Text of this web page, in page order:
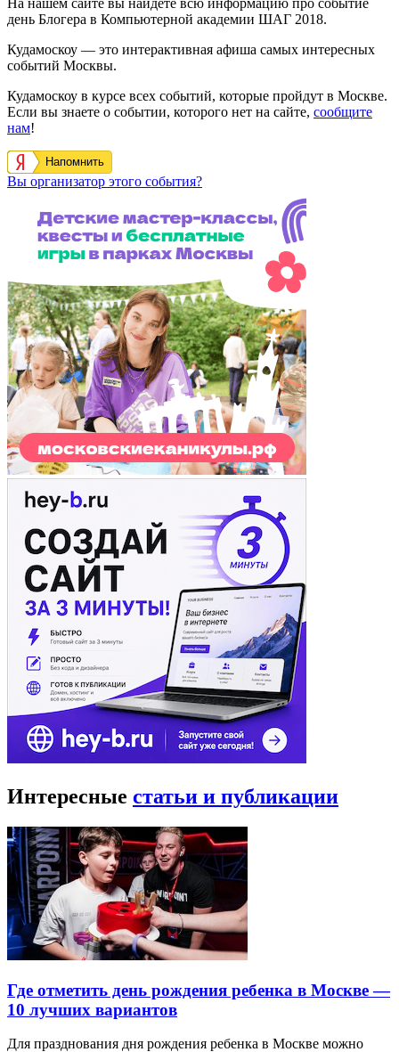
На нашем сайте вы найдете всю информацию про событие
день Блогера в Компьютерной академии ШАГ 2018.
Кудамоскоу — это интерактивная афиша самых интересных
событий Москвы.
Кудамоскоу в курсе всех событий, которые пройдут в Москве.
Если вы знаете о событии, которого нет на сайте, сообщите
нам!
Напомнить
Вы организатор этого события?
Интересные статьи и публикации
Где отметить день рождения ребенка в Москве —
10 лучших вариантов
Для празднования дня рождения ребенка в Москве можно